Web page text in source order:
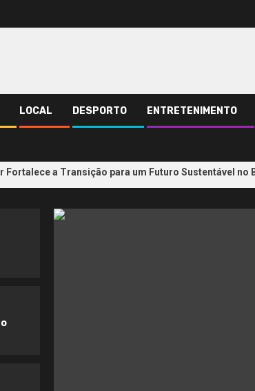
LOCAL DESPORTO ENTRETENIMENTO
Fortalece a Transição para um Futuro Sustentável no